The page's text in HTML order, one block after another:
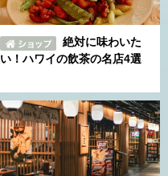
絶対に味わいた
い！ハワイの飲茶の名店4選